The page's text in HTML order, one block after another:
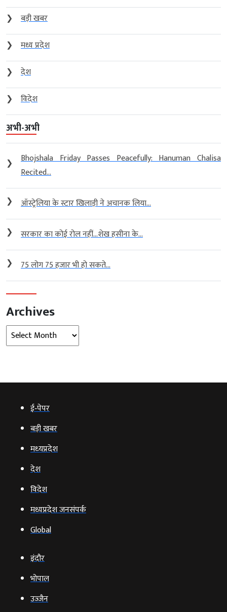
❯
बड़ी खबर
❯
मध्य प्रदेश
❯
देश
❯
विदेश
अभी-अभी
❯
Bhojshala Friday Passes Peacefully: Hanuman Chalisa
Recited...
❯ ऑस्ट्रेलिया के स्टार खिलाड़ी ने अचानक लिया...
❯ सरकार का कोई रोल नहीं…शेख हसीना के...
❯ 75 लोग 75 हजार भी हो सकते...
Archives
Archives
ई‑पेपर
बड़ी खबर
मध्‍यप्रदेश
देश
विदेश
मध्यप्रदेश जनसंपर्क
Global
इंदौर
भोपाल
उज्‍जैन